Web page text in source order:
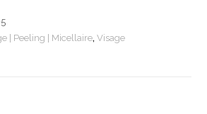
| Peeling | Micellaire,Visage